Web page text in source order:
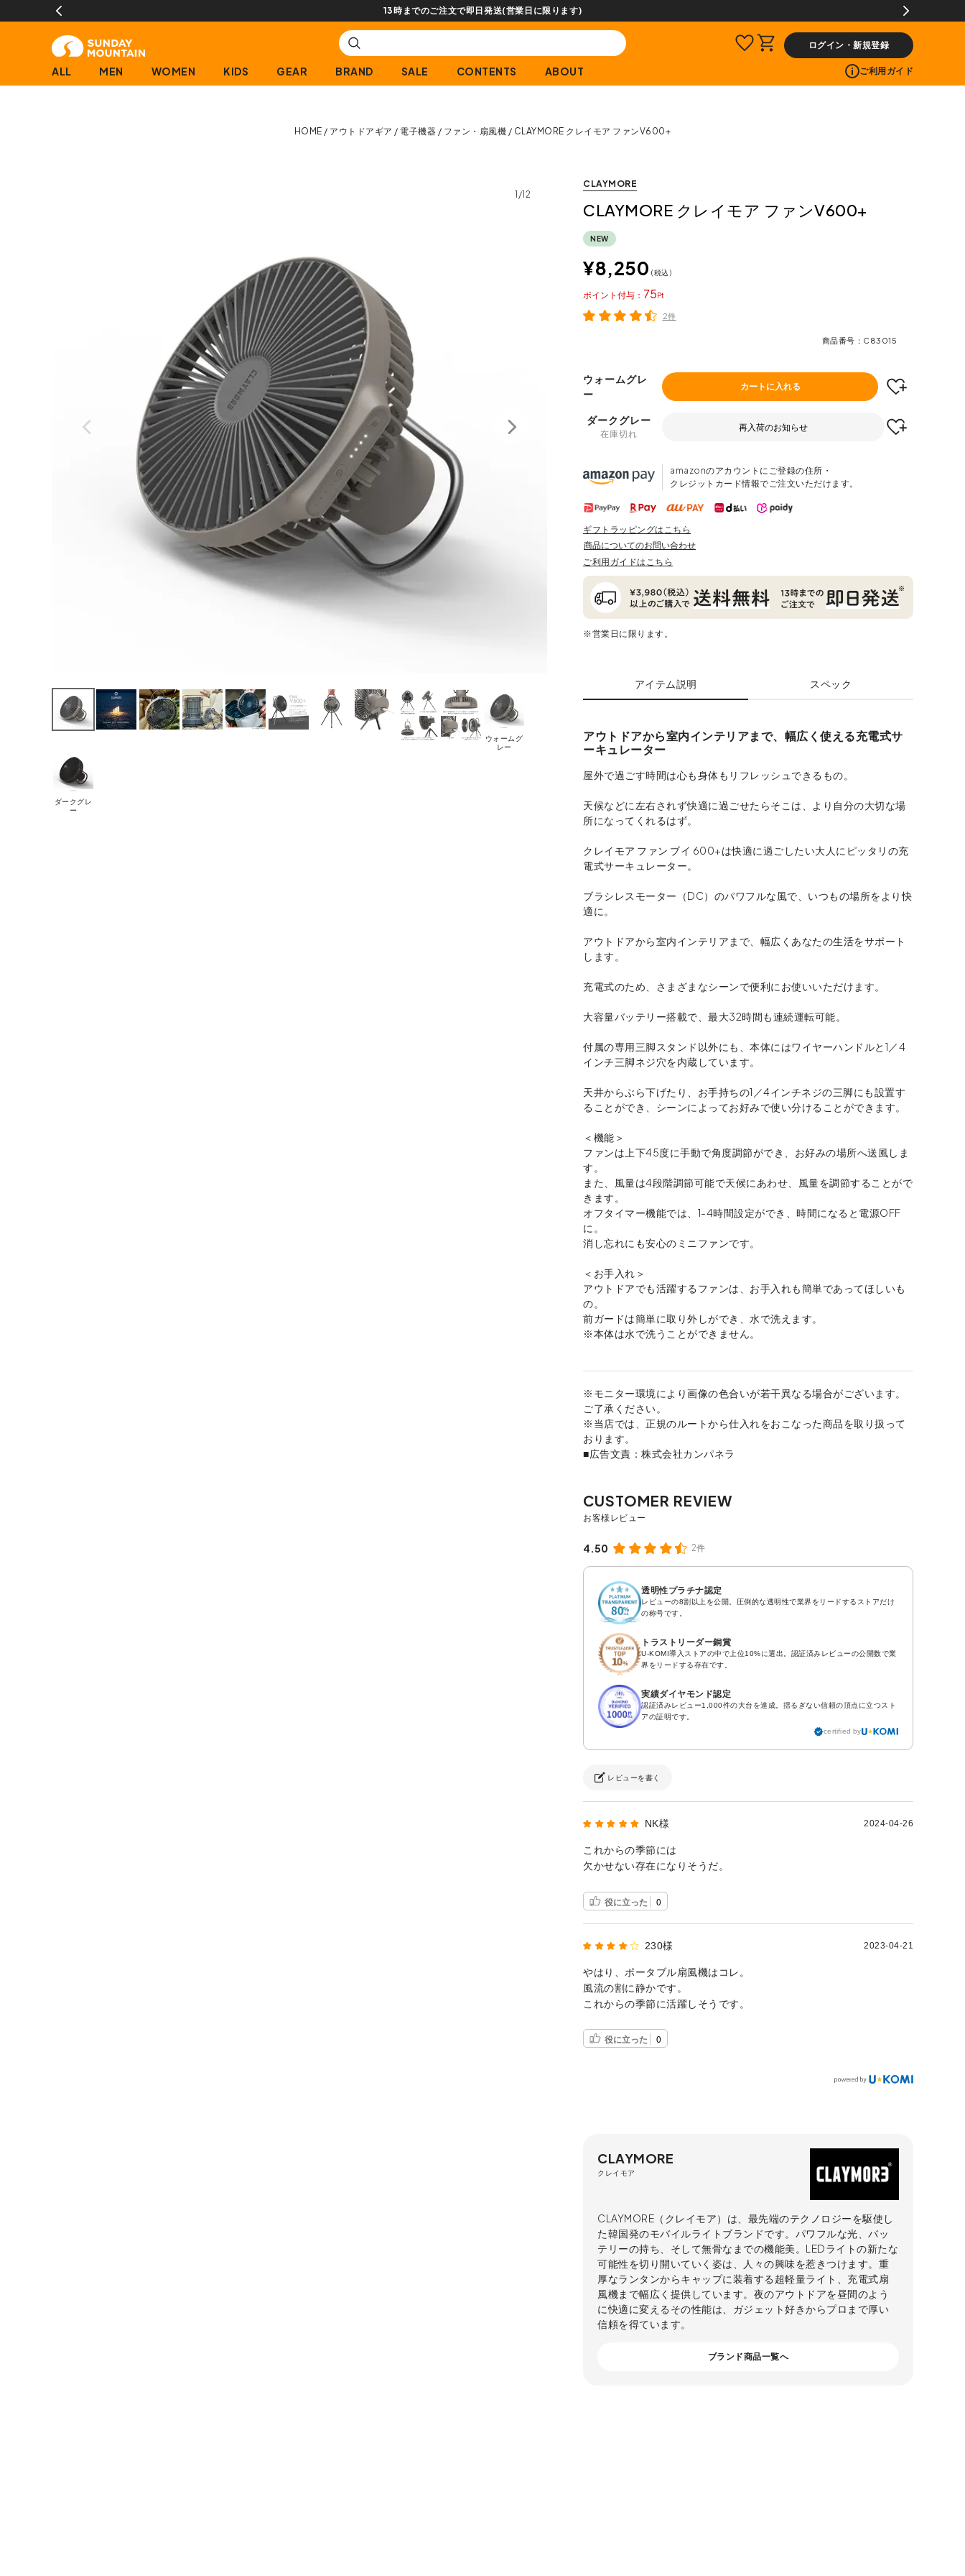
13時までのご注文で即日発送(営業日に限ります)
ログイン・新規登録
ALL MEN WOMEN KIDS GEAR BRAND SALE CONTENTS ABOUT ご利用ガイド
HOME アウトドアギア 電子機器 ファン・扇風機 CLAYMORE クレイモア ファンV600+
1/12
ウォームグ
レー
ダークグレ
ー
CLAYMORE
CLAYMORE クレイモア ファンV600+
NEW
¥8,250 税込
75
ポイント
2件
商品番号 C83015
ウォームグレ
ー
カートに入れる
ダークグレー
在庫切れ
再入荷のお知らせ
amazonのアカウントにご登録の住所・
クレジットカード情報でご注文いただけます。
ギフトラッピングはこちら
商品についてのお問い合わせ
ご利用ガイドはこちら
※営業日に限ります。
アイテム説明 スペック
アウトドアから室内インテリアまで、幅広く使える充電式サ
ーキュレーター
屋外で過ごす時間は心も身体もリフレッシュできるもの。
天候などに左右されず快適に過ごせたらそこは、より自分の大切な場
所になってくれるはず。
クレイモア ファン ブイ 600+は快適に過ごしたい大人にピッタリの充
電式サーキュレーター。
ブラシレスモーター（DC）のパワフルな風で、いつもの場所をより快
適に。
アウトドアから室内インテリアまで、幅広くあなたの生活をサポート
します。
充電式のため、さまざまなシーンで便利にお使いいただけます。
大容量バッテリー搭載で、最大32時間も連続運転可能。
付属の専用三脚スタンド以外にも、本体にはワイヤーハンドルと1／4
インチ三脚ネジ穴を内蔵しています。
天井からぶら下げたり、お手持ちの1／4インチネジの三脚にも設置す
ることができ、シーンによってお好みで使い分けることができます。
＜機能＞
ファンは上下45度に手動で角度調節ができ、お好みの場所へ送風しま
す。
また、風量は4段階調節可能で天候にあわせ、風量を調節することがで
きます。
オフタイマー機能では、1-4時間設定ができ、時間になると電源OFF
に。
消し忘れにも安心のミニファンです。
＜お手入れ＞
アウトドアでも活躍するファンは、お手入れも簡単であってほしいも
の。
前ガードは簡単に取り外しができ、水で洗えます。
※本体は水で洗うことができません。
※モニター環境により画像の色合いが若干異なる場合がございます。
ご了承ください。
※当店では、正規のルートから仕入れをおこなった商品を取り扱って
おります。
■広告文責：株式会社カンパネラ
4.50 2件
透明性プラチナ認定
レビューの8割以上を公開。圧倒的な透明性で業界をリードするストアだけ
の称号です。
トラストリーダー銅賞
U-KOMI導入ストアの中で上位10%に選出。認証済みレビューの公開数で業
界をリードする存在です。
実績ダイヤモンド認定
認証済みレビュー1,000件の大台を達成。揺るぎない信頼の頂点に立つスト
アの証明です。
certified by
レビューを書く
NK様 2024-04-26
これからの季節には
欠かせない存在になりそうだ。
役に立った 0
230様 2023-04-21
やはり、ポータブル扇風機はコレ。
風流の割に静かです。
これからの季節に活躍しそうです。
役に立った 0
CLAYMORE
クレイモア
CLAYMORE（クレイモア）は、最先端のテクノロジーを駆使し
た韓国発のモバイルライトブランドです。パワフルな光、バッ
テリーの持ち、そして無骨なまでの機能美。LEDライトの新たな
可能性を切り開いていく姿は、人々の興味を惹きつけます。重
厚なランタンからキャップに装着する超軽量ライト、充電式扇
風機まで幅広く提供しています。夜のアウトドアを昼間のよう
に快適に変えるその性能は、ガジェット好きからプロまで厚い
信頼を得ています。
ブランド商品一覧へ